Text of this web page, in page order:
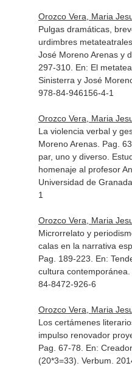
Orozco Vera, Maria
Pulgas dramáticas,
urdimbres
José Moreno Arenas y
297-310. En: El
Sinisterra y José
978-84-946156-4-1
Orozco Vera, Maria
La violencia verbal y
Moreno Arenas. Pag.
par, uno y diverso.
homenaje al profesor
Universidad de
1
Orozco Vera, Maria
Microrrelato y
calas en la narrativa
Pag. 189-223. En:
cultura contemporánea
84-8472-926-6
Orozco Vera, Maria
Los certámenes
impulso renovador
Pag. 67-78. En:
(20*3=33) . Verbum.